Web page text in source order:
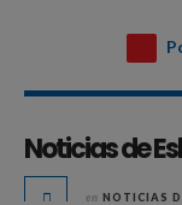
Noticias de
en NOTICIAS